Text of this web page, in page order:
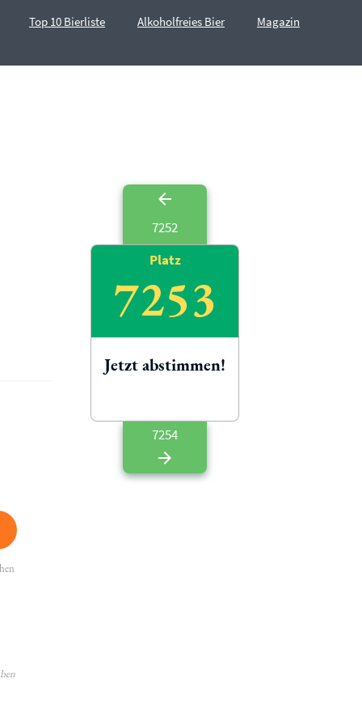
Top 10 Bierliste Alkoholfreies Bier Magazin
7252
Platz
7253
Jetzt abstimmen!
7254